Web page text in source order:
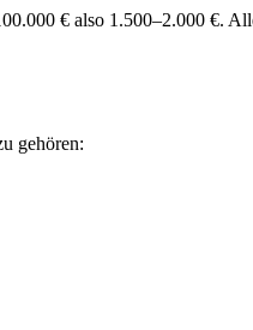
€ also 1.500–2.000 €.
gehören: